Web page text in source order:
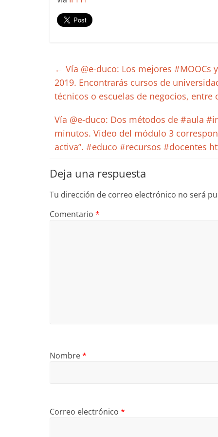
← Vía @e-duco: Los mejores
2019. Encontrarás cursos de
técnicos o escuelas de negocios,
Vía @e-duco: Dos métodos de #aula
minutos. Video del módulo 3
activa”. #educo #recursos #docentes
Deja una respuesta
Tu dirección de correo electrónico no será
Comentario *
Nombre*
Correo electrónico *